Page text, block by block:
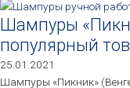
Шампуры
популярный
25.01.2021
Шампуры «Пикник»